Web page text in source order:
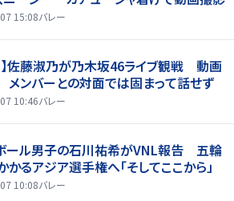
15:08バレー
】佐藤淑乃が乃木坂46ライブ観戦 動画
ンバーとの対面では固まって話せず
10:46バレー
ール男子の石川祐希がVNL報告 五輪
かるアジア選手権へ「そしてここから」
10:08バレー